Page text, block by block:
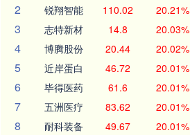
2 锐翔智能 110.02 20.21%
3 志特新材 14.8 20.03%
4 博腾股份 20.44 20.02%
5 近岸蛋白 46.72 20.01%
6 毕得医药 61.6 20.01%
7 五洲医疗 83.62 20.01%
8 耐科装备 49.67 20.01%